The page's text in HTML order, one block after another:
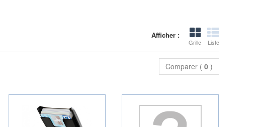
Afficher :
Grille Liste
Comparer ( 0 )